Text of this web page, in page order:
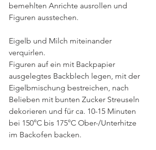
bemehlten Anrichte ausrollen und
Figuren ausstechen.
Eigelb und Milch miteinander
verquirlen.
Figuren auf ein mit Backpapier
ausgelegtes Backblech legen, mit der
Eigelbmischung bestreichen, nach
Belieben mit bunten Zucker Streuseln
dekorieren und für ca. 10-15 Minuten
bei 150°C bis 175°C Ober-/Unterhitze
im Backofen backen.